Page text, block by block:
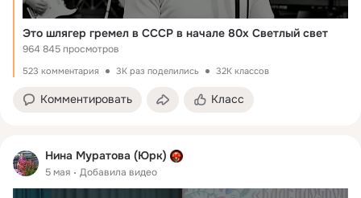
Это шлягер гремел в СССР в начале 80х Светлый свет
964 845 просмотров
523 комментария 3K раз поделились 32K классов
Комментировать Класс
Нина Муратова (Юрк)
5 мая Добавила видео